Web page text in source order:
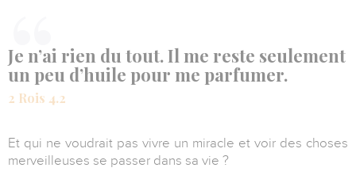
Je n’ai rien du tout. Il me reste seulement
un peu d’huile pour me parfumer.
2 Rois 4.2
Et qui ne voudrait pas vivre un miracle et voir des choses
merveilleuses se passer dans sa vie ?